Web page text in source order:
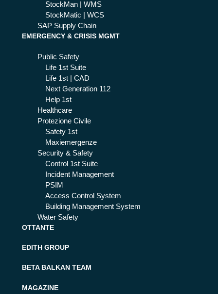
StockMan | WMS
StockMatic | WCS
SAP Supply Chain
EMERGENCY & CRISIS MGMT
Public Safety
Life 1st Suite
Life 1st | CAD
Next Generation 112
Help 1st
Healthcare
Protezione Civile
Safety 1st
Maxiemergenze
Security & Safety
Control 1st Suite
Incident Management
PSIM
Access Control System
Building Management System
Water Safety
OTTANTE
EDITH GROUP
BETA BALKAN TEAM
MAGAZINE